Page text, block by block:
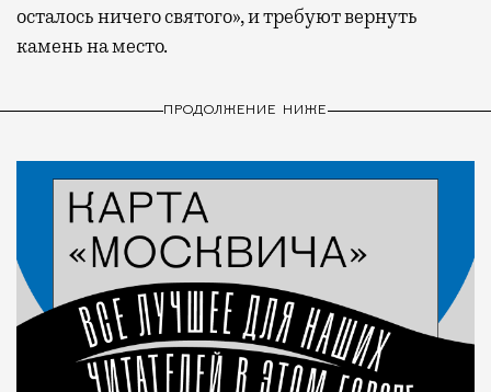
осталось ничего святого», и требуют вернуть
камень на место.
ПРОДОЛЖЕНИЕ НИЖЕ